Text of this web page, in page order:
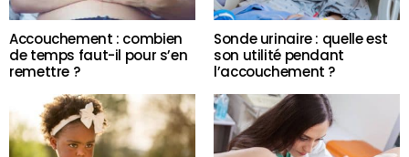
Accouchement : combien
de temps faut-il pour s’en
remettre ?
Sonde urinaire : quelle est
son utilité pendant
l’accouchement ?